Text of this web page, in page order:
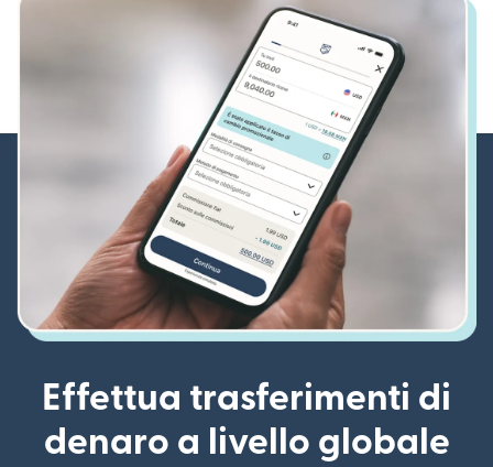
Effettua trasferimenti di
denaro a livello globale